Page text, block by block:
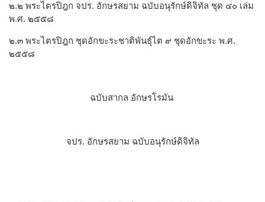
๒.๒ พระไตรปิฎก จปร. อักษรสยาม ฉบับอนุรักษ์ดิจิทัล ชุด ๔๐ เล่ม
พ.ศ. ๒๕๕๘
๒.๓ พระไตรปิฎก ชุดอักขะระชาติพันธุ์ไต ๙ ชุดอักขะระ พ.ศ.
๒๕๕๘
ฉบับสากล อักษรโรมัน
จปร. อักษรสยาม ฉบับอนุรักษ์ดิจิทัล